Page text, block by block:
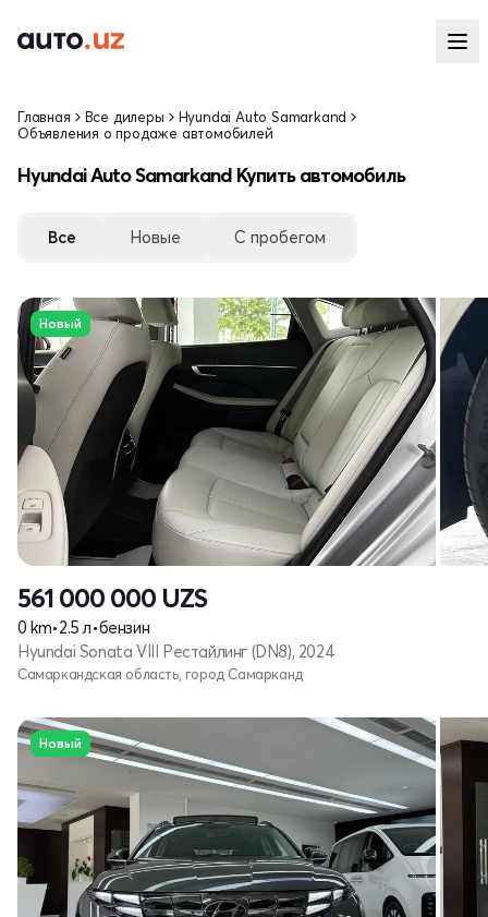
Главная Все дилеры
Hyundai Auto Samarkand
Объявления о продаже автомобилей
Hyundai Auto Samarkand Купить автомобиль
Все Новые С пробегом
Новый
561 000 000 UZS
0 km•2.5 л•бензин
Hyundai Sonata VIII Рестайлинг (DN8), 2024
Самаркандская область, город Самарканд
Новый